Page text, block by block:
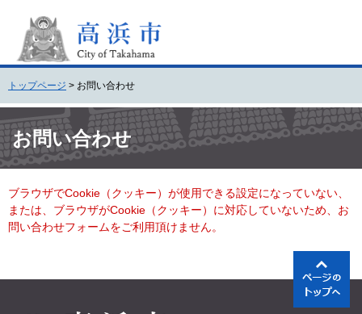
頭
で
す
。
飛
ば
し
て
本
へ
トップページ > お問い合わせ
文 お問い合わせ
ブラウザでCookie（クッキー）が使用できる設定になっていない、
または、ブラウザがCookie（クッキー）に対応していないため、お
問い合わせフォームをご利用頂けません。